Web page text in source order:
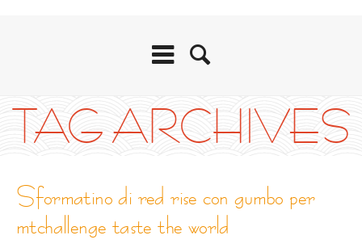
TAG ARCHIVES
sformatino di red rise con gumbo per
mtchallenge taste the world